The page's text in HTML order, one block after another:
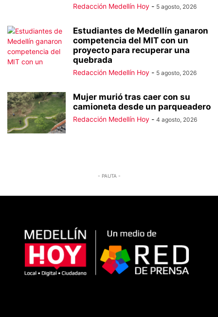
Redacción Medellín Hoy - 5 agosto, 2026
Estudiantes de Medellín ganaron
competencia del MIT con un
proyecto para recuperar una
quebrada
Redacción Medellín Hoy - 5 agosto, 2026
Mujer murió tras caer con su
camioneta desde un parqueadero
Redacción Medellín Hoy - 4 agosto, 2026
- PAUTA -